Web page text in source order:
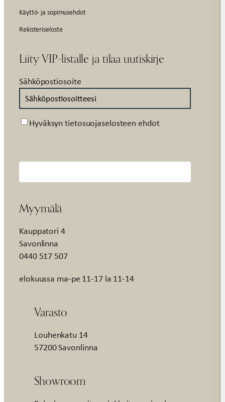
Käyttö- ja sopimusehdot
Rekisteriseloste
Liity VIP-listalle ja tilaa uutiskirje
Sähköpostiosoite
Suostumus
Hyväksyn tietosuojaselosteen ehdot
Myymälä
Kauppatori 4
Savonlinna
0440 517 507
elokuussa ma-pe 11-17 la 11-14
Varasto
Louhenkatu 14
57200 Savonlinna
Showroom